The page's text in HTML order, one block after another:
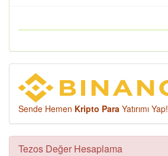
Sende Hemen Kripto Para Yatırımı Yap!
Tezos Değer Hesaplama